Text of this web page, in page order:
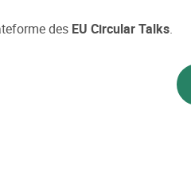
des EU Circular Talks.